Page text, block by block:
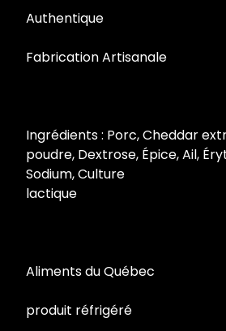
Authentique
Fabrication Artisanale
Ingrédients : Porc, Cheddar
poudre, Dextrose, Épice, Ail,
Sodium, Culture
lactique
Aliments du Québec
produit réfrigéré